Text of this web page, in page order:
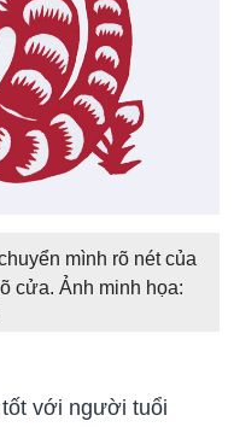
mình rõ nét của
cửa. Ảnh minh họa:
với người tuổi